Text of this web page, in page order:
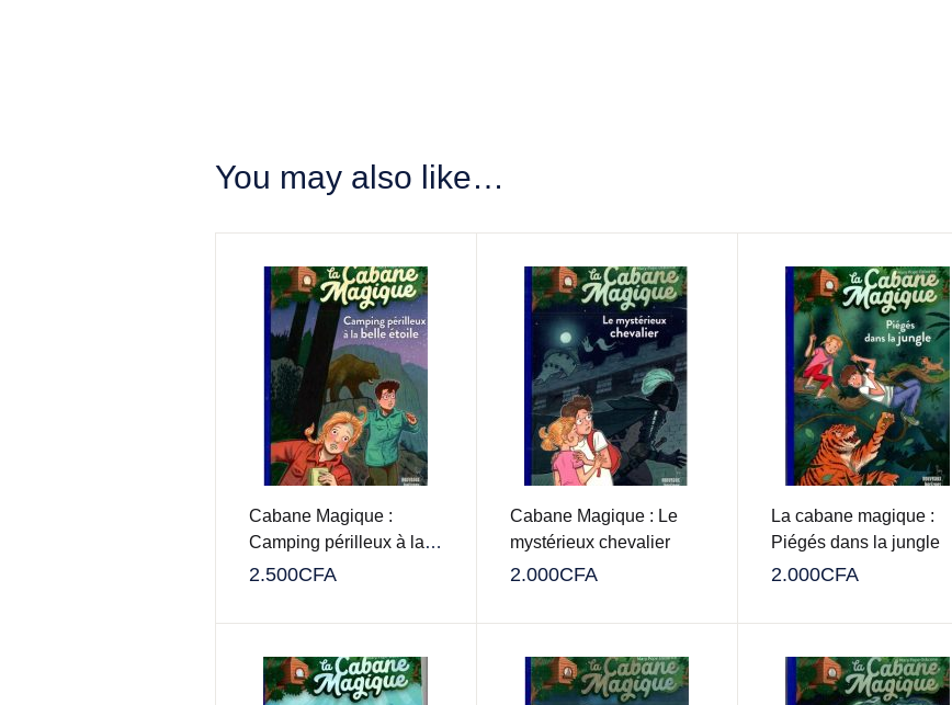
You may also like…
Cabane Magique :
Camping périlleux à la
belle étoile
2.500CFA
Cabane Magique : Le
mystérieux chevalier
2.000CFA
La cabane magique :
Piégés dans la jungle
2.000CFA